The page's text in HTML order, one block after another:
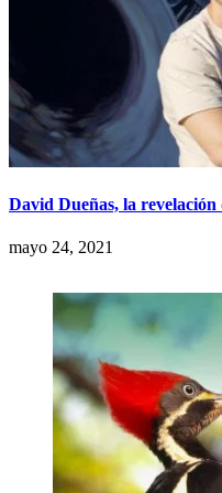
David Dueñas, la
mayo 24, 2021